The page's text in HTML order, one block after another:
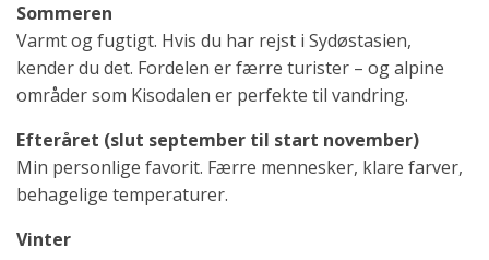
Sommeren
Varmt og fugtigt. Hvis du har rejst i Sydøstasien,
kender du det. Fordelen er færre turister – og alpine
områder som Kisodalen er perfekte til vandring.
Efteråret (slut september til start november)
Min personlige favorit. Færre mennesker, klare farver,
behagelige temperaturer.
Vinter